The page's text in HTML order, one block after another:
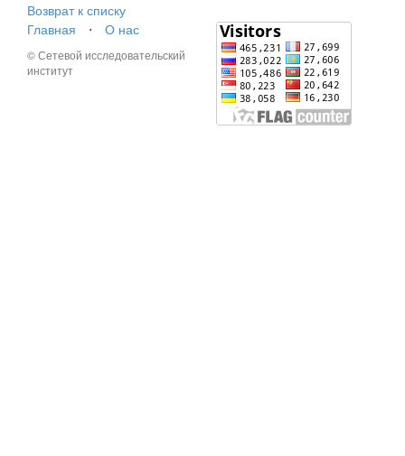
Возврат к списку
Главная
⋅ О нас
© Сетевой исследовательский
институт